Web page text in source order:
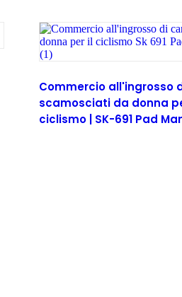
Commercio all'ingrosso
scamosciati da donna
ciclismo | SK-691 Pad